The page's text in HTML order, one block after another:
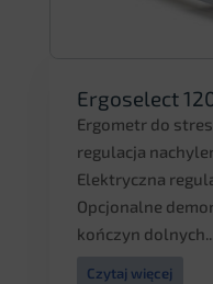
Ergoselect
Ergometr do
regulacja
Elektryczna
Opcjonalne
kończyn dolnych...
Czytaj więcej